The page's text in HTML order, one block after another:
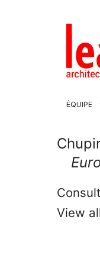
ÉQUIPE
View